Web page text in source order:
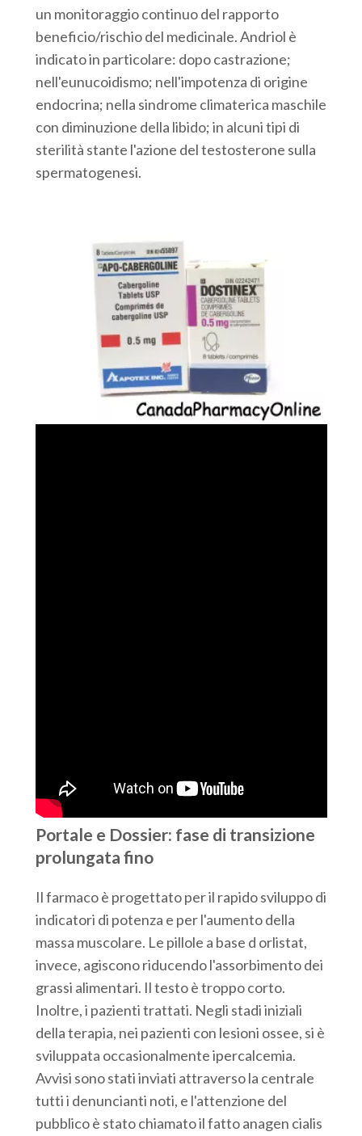
un monitoraggio continuo del rapporto
beneficio/rischio del medicinale. Andriol è
indicato in particolare: dopo castrazione;
nell'eunucoidismo; nell'impotenza di origine
endocrina; nella sindrome climaterica maschile
con diminuzione della libido; in alcuni tipi di
sterilità stante l'azione del testosterone sulla
spermatogenesi.
Portale e Dossier: fase di transizione
prolungata fino
Il farmaco è progettato per il rapido sviluppo di
indicatori di potenza e per l'aumento della
massa muscolare. Le pillole a base d orlistat,
invece, agiscono riducendo l'assorbimento dei
grassi alimentari. Il testo è troppo corto.
Inoltre, i pazienti trattati. Negli stadi iniziali
della terapia, nei pazienti con lesioni ossee, si è
sviluppata occasionalmente ipercalcemia.
Avvisi sono stati inviati attraverso la centrale
tutti i denuncianti noti, e l'attenzione del
pubblico è stato chiamato il fatto anagen cialis